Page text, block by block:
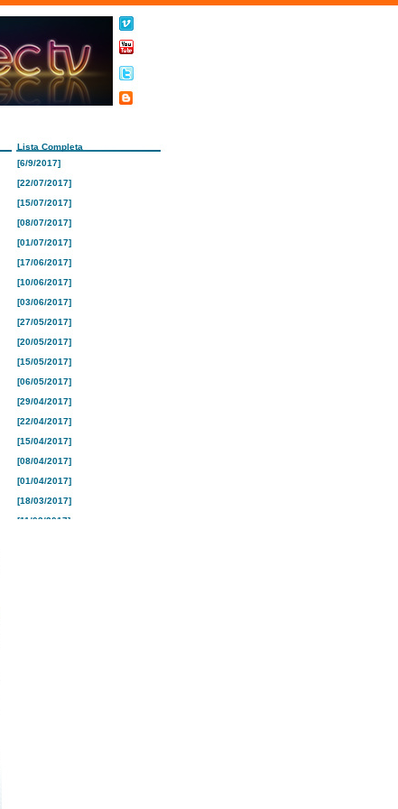
Lista Completa
[6/9/2017]
[22/07/2017]
[15/07/2017]
[08/07/2017]
[01/07/2017]
[17/06/2017]
[10/06/2017]
[03/06/2017]
[27/05/2017]
[20/05/2017]
[15/05/2017]
[06/05/2017]
[29/04/2017]
[22/04/2017]
[15/04/2017]
[08/04/2017]
[01/04/2017]
[18/03/2017]
[11/03/2017]